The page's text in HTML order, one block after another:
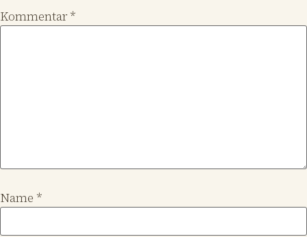
Kommentar *
Name *